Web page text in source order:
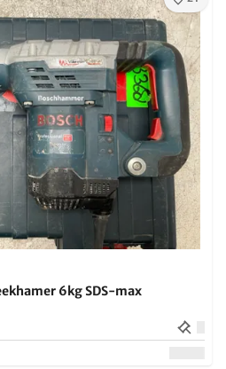
2017 Bosch GSH 5 CE Breekhamer 6kg SDS-max